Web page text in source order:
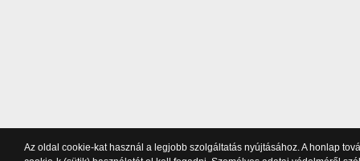
Az oldal cookie-kat használ a legjobb szolgáltatás nyújtásához. A honlap